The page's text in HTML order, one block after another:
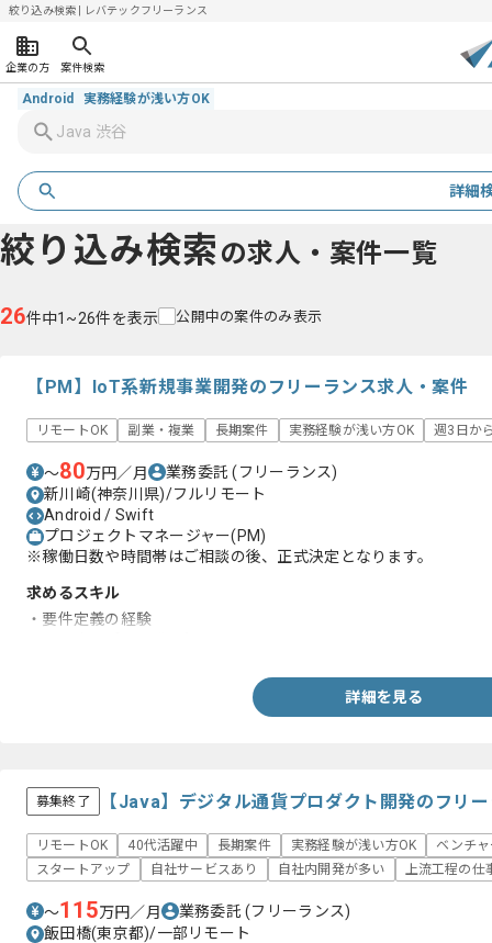
絞り込み検索 | レバテックフリーランス
企業の方 案件検索
Android 実務経験が浅い方OK
詳細
絞り込み検索 の求人・案件一覧
26件中1~26件を表示 公開中の案件のみ表示
【PM】IoT系新規事業開発のフリーランス求人・案件
リモートOK 副業・複業 長期案件 実務経験が浅い方OK 週3日か
〜80万円／月 業務委託(フリーランス)
新川崎(神奈川県)/フルリモート
Android / Swift
プロジェクトマネージャー(PM)
※稼働日数や時間帯はご相談の後、正式決定となります。
求めるスキル
・要件定義の経験
詳細を見る
募集終了 【Java】デジタル通貨プロダクト開発のフリ
リモートOK 40代活躍中 長期案件 実務経験が浅い方OK
ベンチ
スタートアップ
自社サービスあり 自社内開発が多い 上流工程の仕
〜115万円／月 業務委託(フリーランス)
飯田橋(東京都)/一部リモート